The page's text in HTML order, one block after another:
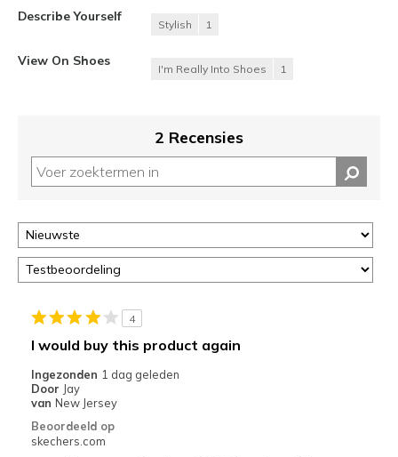
Describe Yourself
Stylish 1
View On Shoes
I'm Really Into Shoes 1
2 Recensies
4
I would buy this product again
Ingezonden 1 dag geleden
Door Jay
van New Jersey
Beoordeeld op
skechers.com